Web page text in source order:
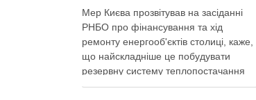
Мер Києва прозвітував на засіданні
РНБО про фінансування та хід
ремонту енергооб'єктів столиці, каже,
що найскладніше це побудувати
резервну систему теплопостачання
Кличко розповів про виконання Плану